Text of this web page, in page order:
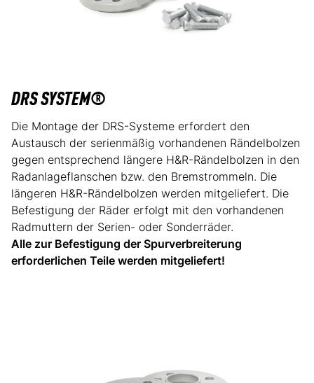
DRS SYSTEM®
Die Montage der DRS-Systeme erfordert den
Austausch der serienmäßig vorhandenen Rändelbolzen
gegen entsprechend längere H&R-Rändelbolzen in den
Radanlageflanschen bzw. den Bremstrommeln. Die
längeren H&R-Rändelbolzen werden mitgeliefert. Die
Befestigung der Räder erfolgt mit den vorhandenen
Radmuttern der Serien- oder Sonderräder.
Alle zur Befestigung der Spurverbreiterung
erforderlichen Teile werden mitgeliefert!